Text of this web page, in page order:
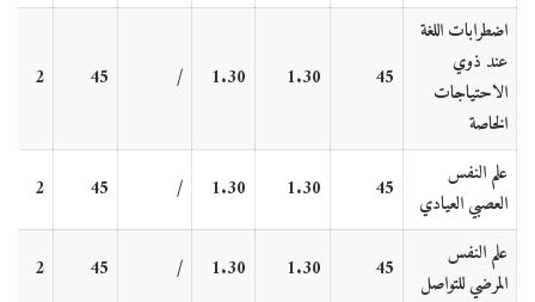
اضطرابات اللغة
عند ذوي
الاحتياجات
الخاصة
45
1.30
1.30
/
45
2
علم النفس
العصبي العيادي
45
1.30
1.30
/
45
2
علم النفس
المرضي للتواصل
45
1.30
1.30
/
45
2